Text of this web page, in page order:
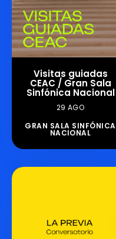
Visitas guiadas
CEAC / Gran Sala
Sinfónica Nacional
29 AGO
GRAN SALA SINFÓNICA
NACIONAL